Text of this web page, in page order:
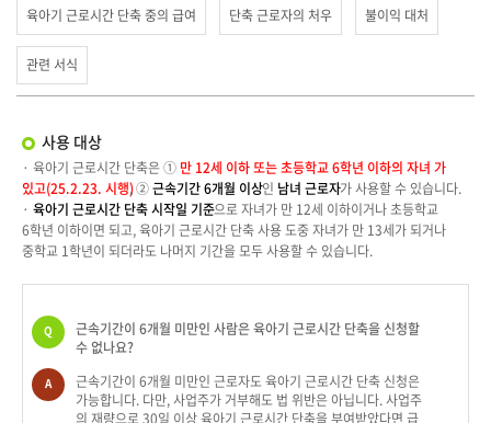
육아기 근로시간 단축 중의 급여 단축 근로자의 처우 불이익 대처
관련 서식
사용 대상
· 육아기 근로시간 단축은 ① 만 12세 이하 또는 초등학교 6학년 이하의 자녀 가
있고(25.2.23. 시행), ②근속기간 6개월 이상인 남녀 근로자가 사용할 수 있습니다.
· 육아기 근로시간 단축 시작일 기준으로 자녀가 만 12세 이하이거나 초등학교
6학년 이하이면 되고, 육아기 근로시간 단축 사용 도중 자녀가 만 13세가 되거나
중학교 1학년이 되더라도 나머지 기간을 모두 사용할 수 있습니다.
Q
근속기간이 6개월 미만인 사람은 육아기 근로시간 단축을 신청할
수 없나요?
A
근속기간이 6개월 미만인 근로자도 육아기 근로시간 단축 신청은
가능합니다. 다만, 사업주가 거부해도 법 위반은 아닙니다. 사업주
의 재량으로 30일 이상 육아기 근로시간 단축을 부여받았다면 급